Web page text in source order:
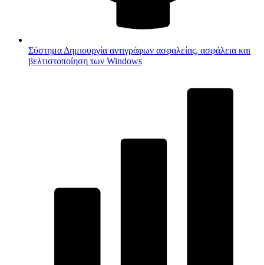
Σύστημα Δημιουργία αντιγράφων ασφαλείας, ασφάλεια και
βελτιστοποίηση των Windows